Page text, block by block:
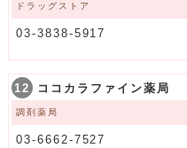
ドラッグストア
03-3838-5917
12 ココカラファイン薬局
調剤薬局
03-6662-7527